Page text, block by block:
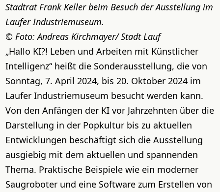
Stadtrat Frank Keller beim Besuch der Ausstellung im
Laufer Industriemuseum.
Foto: Andreas Kirchmayer/ Stadt Lauf
„Hallo KI?! Leben und Arbeiten mit Künstlicher
Intelligenz“ heißt die Sonderausstellung, die von
Sonntag, 7. April 2024, bis 20. Oktober 2024 im
Laufer Industriemuseum besucht werden kann.
Von den Anfängen der KI vor Jahrzehnten über die
Darstellung in der Popkultur bis zu aktuellen
Entwicklungen beschäftigt sich die Ausstellung
ausgiebig mit dem aktuellen und spannenden
Thema. Praktische Beispiele wie ein moderner
Saugroboter und eine Software zum Erstellen von